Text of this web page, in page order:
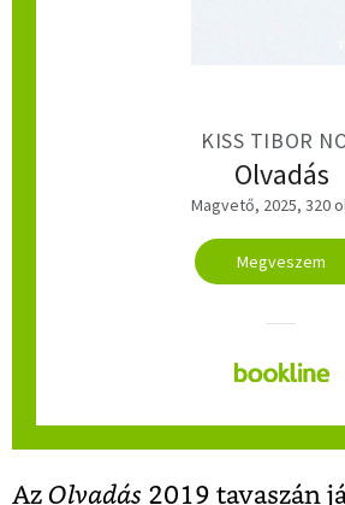
KISS TIBOR
Olvadás
Magvető, 2025, 320
Megveszem
Az Olvadás 2019 tavaszán